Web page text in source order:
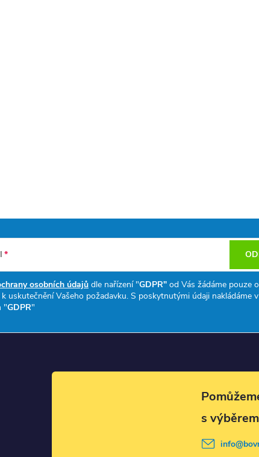
osobních údajů dle nařízení "GDPR" od Vás žádáme pouze
uskutečnění Vašeho požadavku. S poskytnutými údaji nakládáme
"GDPR"
info@